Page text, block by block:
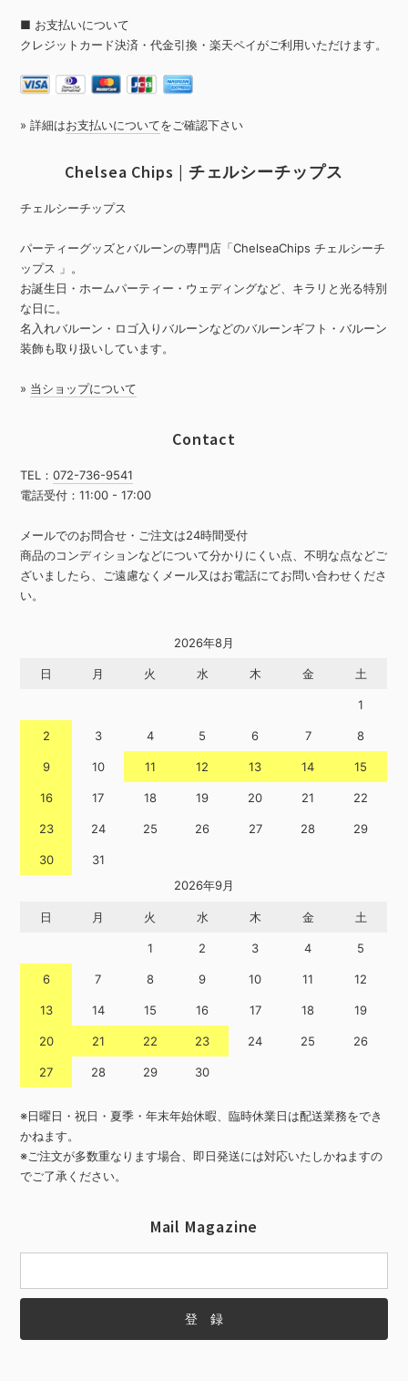
■ お支払いについて
クレジットカード決済・代金引換・楽天ペイがご利用いただけます。
» 詳細はお支払いについてをご確認下さい
Chelsea Chips | チェルシーチップス
チェルシーチップス
パーティーグッズとバルーンの専門店「ChelseaChips チェルシーチ
ップス 」。
お誕生日・ホームパーティー・ウェディングなど、キラリと光る特別
な日に。
名入れバルーン・ロゴ入りバルーンなどのバルーンギフト・バルーン
装飾も取り扱いしています。
» 当ショップについて
Contact
TEL：072-736-9541
電話受付：11:00 - 17:00
メールでのお問合せ・ご注文は24時間受付
商品のコンディションなどについて分かりにくい点、不明な点などご
ざいましたら、ご遠慮なくメール又はお電話にてお問い合わせくださ
い。
2026年8月
日 月 火 水 木 金 土
1
2 3 4 5 6 7 8
9 10 11 12 13 14 15
16 17 18 19 20 21 22
23 24 25 26 27 28 29
30
31
2026年9月
日 月 火 水 木 金 土
1 2 3 4 5
6 7 8 9 10 11 12
13 14 15 16 17 18 19
20 21 22 23 24 25 26
27 28 29 30
※日曜日・祝日・夏季・年末年始休暇、臨時休業日は配送業務をでき
かねます。
※ご注文が多数重なります場合、即日発送には対応いたしかねますの
でご了承ください。
Mail Magazine